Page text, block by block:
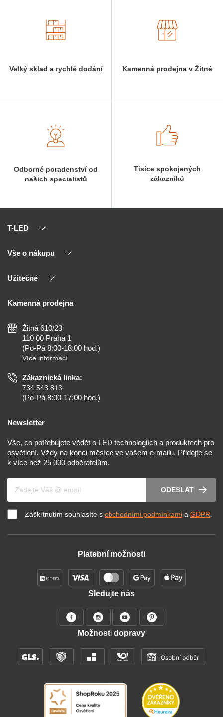
Velký sklad a rychlé dodání Kamenná prodejna v Žitné
Odborné poradenství od
našich specialistů
Tisíce spokojených
zákazníků
T-LED
O nás
Kontakty
Vše o nákupu
Výhody T-LED
Montáž
Nejčastější dotazy
Než koupíte
Osvětlení dle místnosti
Užitečné
Reklamace a vrácení
Zásady ochrany soukromí
Nastavení cookies
Prohlášení o přístupnosti
Kamenná prodejna
Žitná 610/23
110 00 Praha 1
(Po-Pá 8:00-18:00 hod.)
Více informací
Zákaznická linka:
734 543 813
(Po-Pá 8:00-17:00 hod.)
Newsletter
Vše, co potřebujete vědět o LED technologiích a produktech pro
osvětlení. Vždy na konci měsíce ve vašem e-mailu. Přidejte se
k více než 25 000 odběratelům.
ODESLAT
Zaškrtnutím souhlasíte s obchodními podmínkami a GDPR
Platební možnosti
Sledujte nás
Možnosti dopravy